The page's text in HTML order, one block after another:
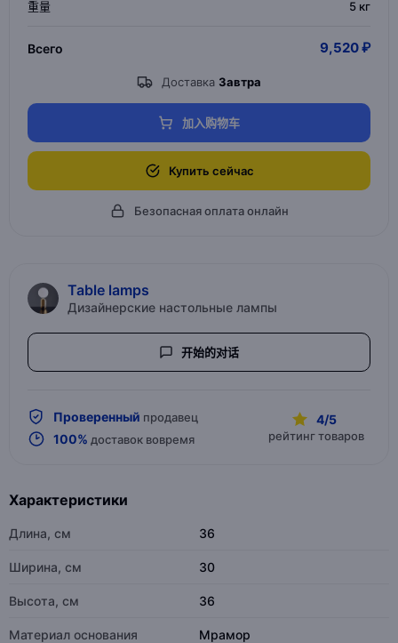
重量 5 кг
Всего 9,520 ₽
Доставка Завтра
加入购物车
Купить сейчас
Безопасная оплата онлайн
Table lamps
Дизайнерские настольные лампы
开始的对话
Проверенный продавец
100% доставок вовремя
4/5
рейтинг товаров
Характеристики
Длина, см 36
Ширина, см 30
Высота, см 36
Материал основания Мрамор